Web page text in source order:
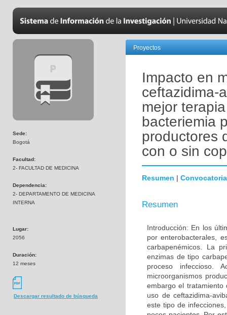
Sede:
Bogotá
Facultad:
2- FACULTAD DE MEDICINA
Dependencia:
2- DEPARTAMENTO DE MEDICINA
INTERNA
Lugar:
2056
Duración:
12 meses
Descargar resultado de búsqueda
Proyectos
Impacto en
ceftazidima-
mejor
bacteriemia
productores
con o sin
Resumen | Convocatoria
Resumen
Introducción: En los
por enterobacterales,
carbapenémicos. La
enzimas de tipo
proceso infeccioso.
microorganismos
embargo el tratamiento
uso de ceftazidima-
este tipo de